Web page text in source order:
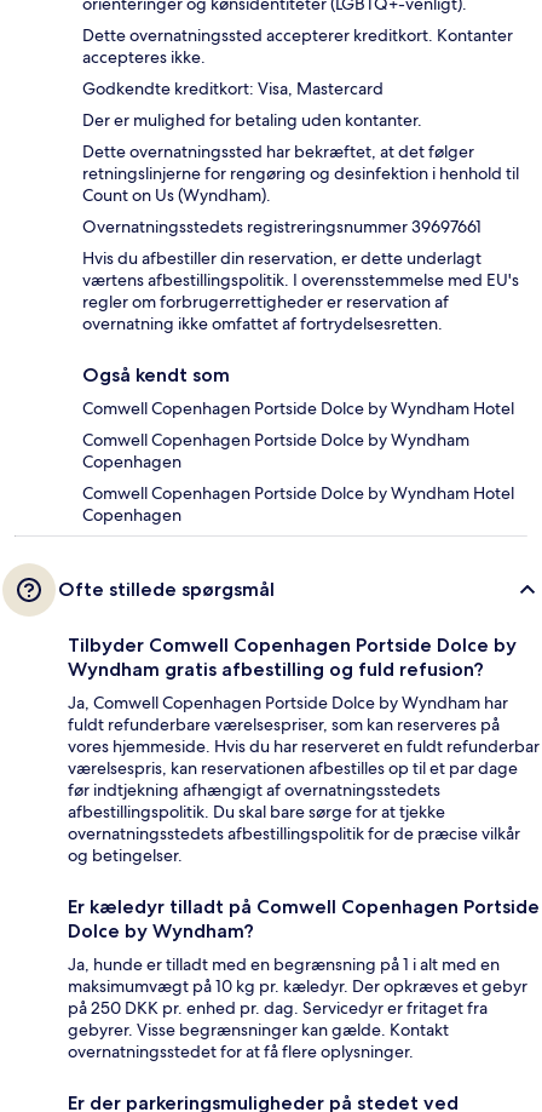
Dette overnatningssted accepterer kreditkort. Kontanter
accepteres ikke.
Godkendte kreditkort: Visa, Mastercard
Der er mulighed for betaling uden kontanter.
Dette overnatningssted har bekræftet, at det følger
retningslinjerne for rengøring og desinfektion i henhold til
Count on Us (Wyndham).
Overnatningsstedets registreringsnummer 39697661
Hvis du afbestiller din reservation, er dette underlagt
værtens afbestillingspolitik. I overensstemmelse med EU's
regler om forbrugerrettigheder er reservation af
overnatning ikke omfattet af fortrydelsesretten.
Også kendt som
Comwell Copenhagen Portside Dolce by Wyndham Hotel
Comwell Copenhagen Portside Dolce by Wyndham
Copenhagen
Comwell Copenhagen Portside Dolce by Wyndham Hotel
Copenhagen
Ofte stillede spørgsmål
Tilbyder Comwell Copenhagen Portside Dolce by
Wyndham gratis afbestilling og fuld refusion?
Ja, Comwell Copenhagen Portside Dolce by Wyndham har
fuldt refunderbare værelsespriser, som kan reserveres på
vores hjemmeside. Hvis du har reserveret en fuldt refunderbar
værelsespris, kan reservationen afbestilles op til et par dage
før indtjekning afhængigt af overnatningsstedets
afbestillingspolitik. Du skal bare sørge for at tjekke
overnatningsstedets afbestillingspolitik for de præcise vilkår
og betingelser.
Er kæledyr tilladt på Comwell Copenhagen Portside
Dolce by Wyndham?
Ja, hunde er tilladt med en begrænsning på 1 i alt med en
maksimumvægt på 10 kg pr. kæledyr. Der opkræves et gebyr
på 250 DKK pr. enhed pr. dag. Servicedyr er fritaget fra
gebyrer. Visse begrænsninger kan gælde. Kontakt
overnatningsstedet for at få flere oplysninger.
Er der parkeringsmuligheder på stedet ved